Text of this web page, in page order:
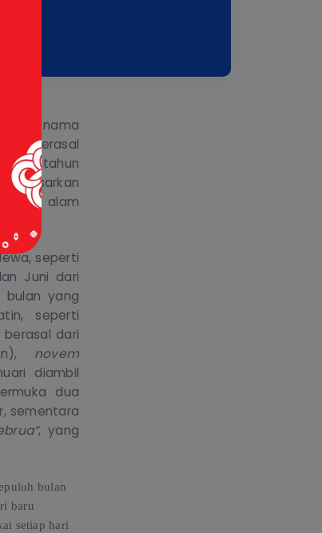
nama
berasal
tahun
alam
seperti
Juni dari
yang
seperti
dari
novem
diambil
dua
sementara
”,yang
bulan
baru
setiap hari